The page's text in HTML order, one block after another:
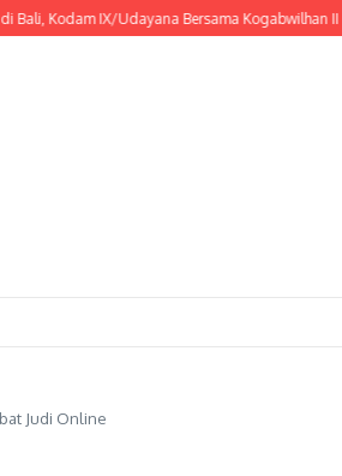
IX/Udayana Bersama Kogabwilhan II
Judi Online